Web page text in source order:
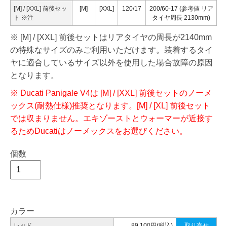
[M] / [XXL] 前後セッ
ト ※注
[M] [XXL] 120/17
200/60-17 (参考値 リア
タイヤ周長 2130mm)
※ [M] / [XXL] 前後セットはリアタイヤの周長が2140mm
の特殊なサイズのみご利用いただけます。装着するタイ
ヤに適合しているサイズ以外を使用した場合故障の原因
となります。
※ Ducati Panigale V4は [M] / [XXL] 前後セットのノーメ
ックス(耐熱仕様)推奨となります。[M] / [XL] 前後セット
では収まりません。エキゾーストとウォーマーが近接す
るためDucatiはノーメックスをお選びください。
個数
カラー